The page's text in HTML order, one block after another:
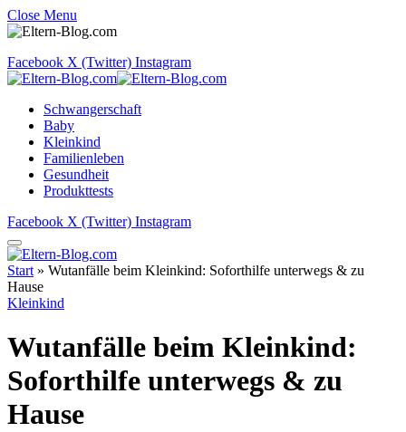
Close Menu
Facebook X (Twitter) Instagram
Schwangerschaft
Baby
Kleinkind
Familienleben
Gesundheit
Produkttests
Facebook X (Twitter) Instagram
Start » Wutanfälle beim Kleinkind: Soforthilfe unterwegs & zu
Hause
Kleinkind
Wutanfälle beim Kleinkind:
Soforthilfe unterwegs & zu
Hause